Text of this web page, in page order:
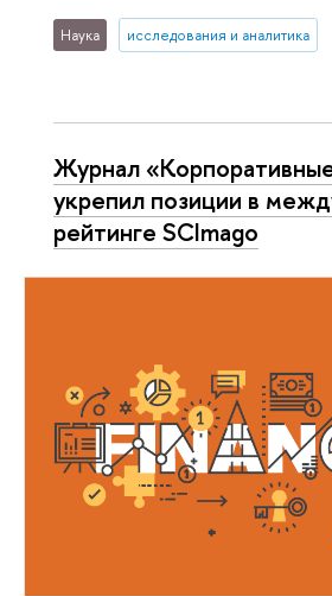
Наука исследования и аналитика
Журнал
укрепил позиции в
рейтинге SCImago